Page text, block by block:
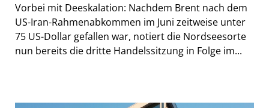
Vorbei mit Deeskalation: Nachdem Brent nach dem
US-Iran-Rahmenabkommen im Juni zeitweise unter
75 US-Dollar gefallen war, notiert die Nordseesorte
nun bereits die dritte Handelssitzung in Folge im...